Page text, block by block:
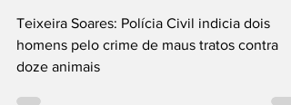
animais
Teixeira Soares: Polícia Civil indicia dois
homens pelo crime de maus tratos contra
doze animais